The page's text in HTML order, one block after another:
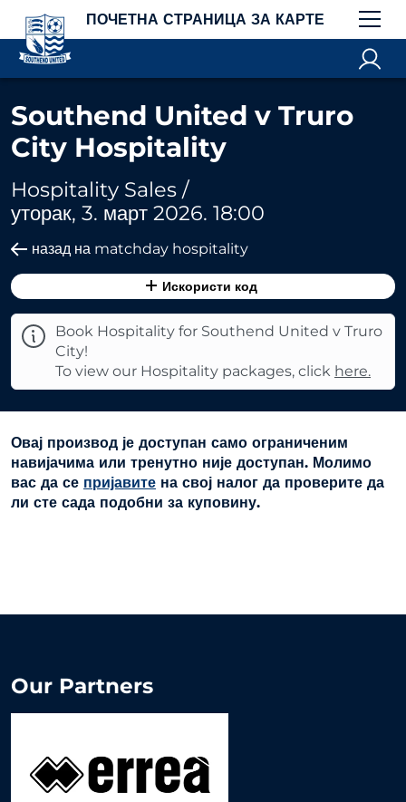
ПОЧЕТНА СТРАНИЦА ЗА КАРТЕ
Southend United v Truro
City Hospitality
Hospitality Sales /
уторак, 3. март 2026. 18:00
назад на matchday hospitality
Искористи код
Book Hospitality for Southend United v Truro
City!
To view our Hospitality packages, click here.
Овај производ је доступан само ограниченим
навијачима или тренутно није доступан. Молимо
вас да се пријавите на свој налог да проверите да
ли сте сада подобни за куповину.
Our Partners